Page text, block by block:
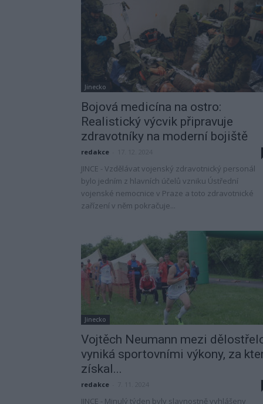
Jinecko
Bojová medicína na ostro:
Realistický výcvik připravuje
zdravotníky na moderní bojiště
redakce
JINCE - Vzdělávat vojenský zdravotnický personál
bylo jedním z hlavních účelů vzniku Ústřední
vojenské nemocnice v Praze a toto zdravotnické
zařízení v něm pokračuje...
Jinecko
Vojtěch Neumann mezi
vyniká sportovními výkony, za
získal...
redakce
JINCE - Minulý týden byly slavnostně vyhlášeny